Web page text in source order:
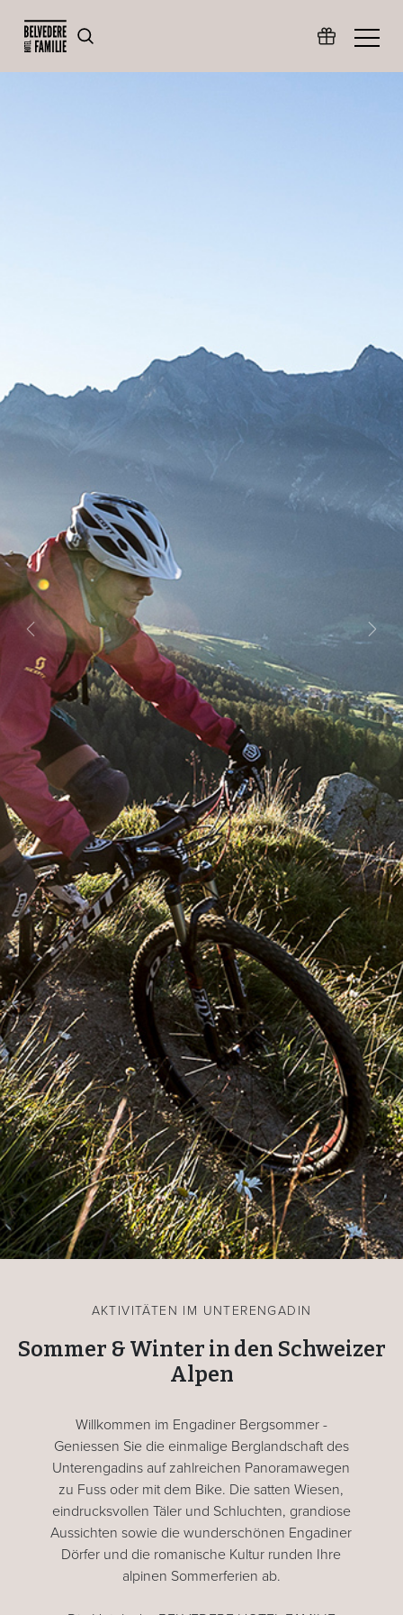
Previous Next
AKTIVITÄTEN IM UNTERENGADIN
Sommer & Winter in den Schweizer
Alpen
Willkommen im Engadiner Bergsommer -
Geniessen Sie die einmalige Berglandschaft des
Unterengadins auf zahlreichen Panoramawegen
zu Fuss oder mit dem Bike. Die satten Wiesen,
eindrucksvollen Täler und Schluchten, grandiose
Aussichten sowie die wunderschönen Engadiner
Dörfer und die romanische Kultur runden Ihre
alpinen Sommerferien ab.